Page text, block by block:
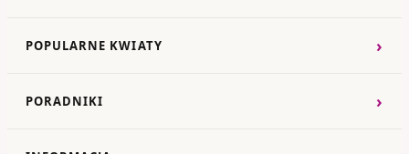
POPULARNE KWIATY ›
PORADNIKI ›